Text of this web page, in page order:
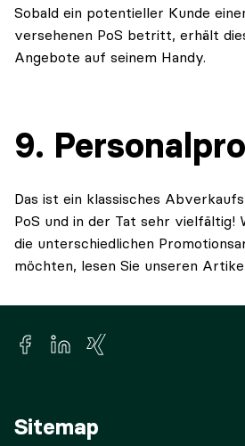
Sobald ein potentieller Kunde
versehenen PoS betritt, erhält
Angebote auf seinem Handy.
9.
Das ist ein klassisches
PoS und in der Tat sehr vielfältig!
die unterschiedlichen
möchten, lesen Sie unseren
Sitemap